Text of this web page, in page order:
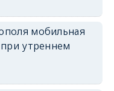
мобильная
утреннем